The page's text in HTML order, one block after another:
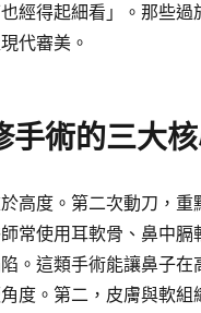
經得起細看」。那些
代審美。
手術的三大
高度。第二次動刀，
常使用耳軟骨、鼻中
。這類手術能讓鼻子
度。第二，皮膚與軟